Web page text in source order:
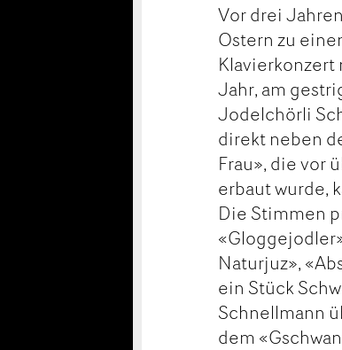
Vor drei
Ostern zu
Jahr, am
Jodelchörli
direkt neben
Frau», die vor
erbaut wurde,
Die Stimmen
Naturjuz»,
ein Stück
Schnellmann
dem